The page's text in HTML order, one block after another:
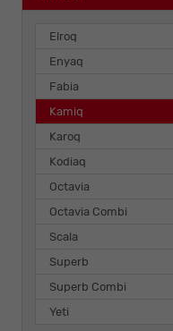
Elroq
Enyaq
Fabia
Kamiq
Karoq
Kodiaq
Octavia
Octavia Combi
Scala
Superb
Superb Combi
Yeti